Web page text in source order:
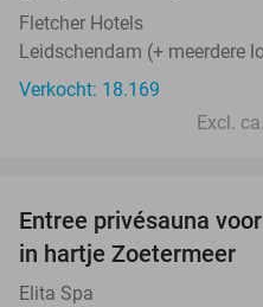
Fletcher Hotels
Leidschendam (+ meerdere
Verkocht: 18.169
Excl.
Entree privésauna
in hartje Zoetermeer
Elita Spa